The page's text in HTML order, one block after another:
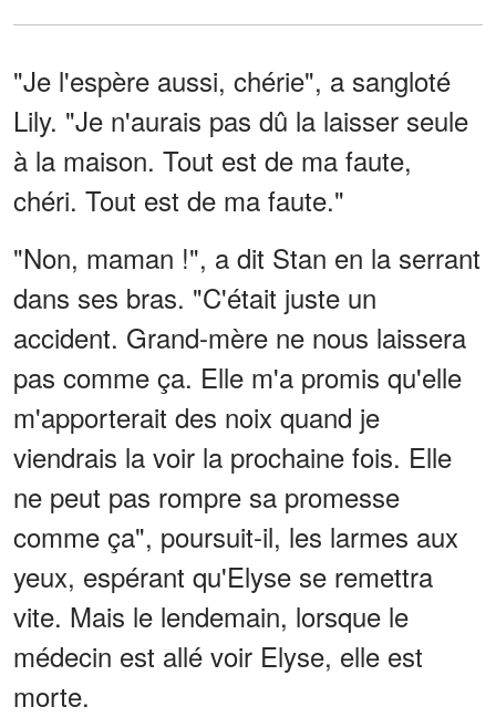
"Je l'espère aussi, chérie", a sangloté
Lily. "Je n'aurais pas dû la laisser seule
à la maison. Tout est de ma faute,
chéri. Tout est de ma faute."
"Non, maman !", a dit Stan en la serrant
dans ses bras. "C'était juste un
accident. Grand-mère ne nous laissera
pas comme ça. Elle m'a promis qu'elle
m'apporterait des noix quand je
viendrais la voir la prochaine fois. Elle
ne peut pas rompre sa promesse
comme ça", poursuit-il, les larmes aux
yeux, espérant qu'Elyse se remettra
vite. Mais le lendemain, lorsque le
médecin est allé voir Elyse, elle est
morte.